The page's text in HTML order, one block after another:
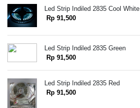
Led Strip Indiled 2835 Cool White
Rp 91,500
Led Strip Indiled 2835 Green
Rp 91,500
Led Strip Indiled 2835 Red
Rp 91,500